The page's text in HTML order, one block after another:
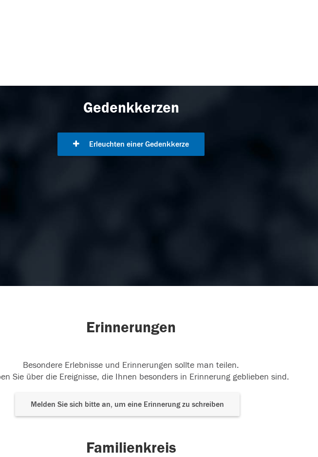
Gedenkkerzen
Erleuchten einer Gedenkkerze
Erinnerungen
Besondere Erlebnisse und Erinnerungen sollte man teilen.
Sie über die Ereignisse, die Ihnen besonders in Erinnerung geblieben sind.
Melden Sie sich bitte an, um eine Erinnerung zu schreiben
Familienkreis